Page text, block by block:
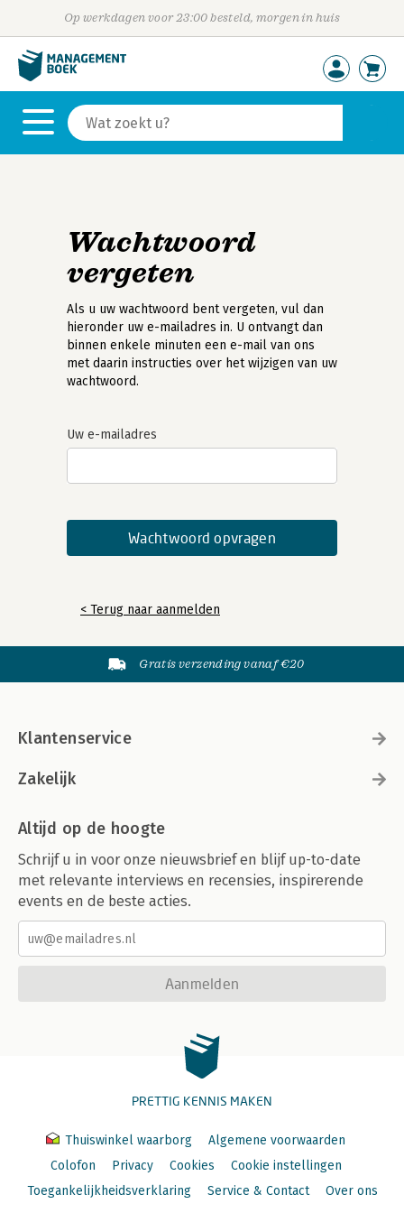
Op werkdagen voor 23:00 besteld, morgen in huis
Wachtwoord
vergeten
Als u uw wachtwoord bent vergeten, vul dan
hieronder uw e-mailadres in. U ontvangt dan
binnen enkele minuten een e-mail van ons
met daarin instructies over het wijzigen van uw
wachtwoord.
Uw e-mailadres
< Terug naar aanmelden
Gratis verzending vanaf €20
Klantenservice
Zakelijk
Altijd op de hoogte
Schrijf u in voor onze nieuwsbrief en blijf up-to-date
met relevante interviews en recensies, inspirerende
events en de beste acties.
Aanmelden
PRETTIG KENNIS MAKEN
Thuiswinkel waarborg
Algemene voorwaarden
Colofon
Privacy Cookies
Cookie instellingen
Toegankelijkheidsverklaring
Service & Contact Over ons